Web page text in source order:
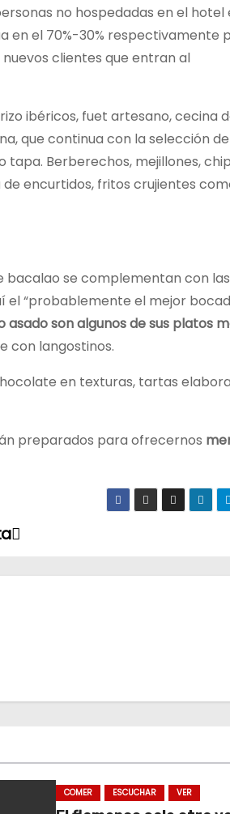
no hospedadas en el hotel
en el 70%-30% respectivamente
clientes que entran al
ibéricos, fuet artesano, cecina
que continua con la selección de
Berberechos, mejillones,
encurtidos, fritos crujientes
bacalao se complementan con
el “probablemente el mejor
son algunos de sus platos
con langostinos.
en texturas, tartas
preparados para ofrecernos
COMER ESCUCHAR VER